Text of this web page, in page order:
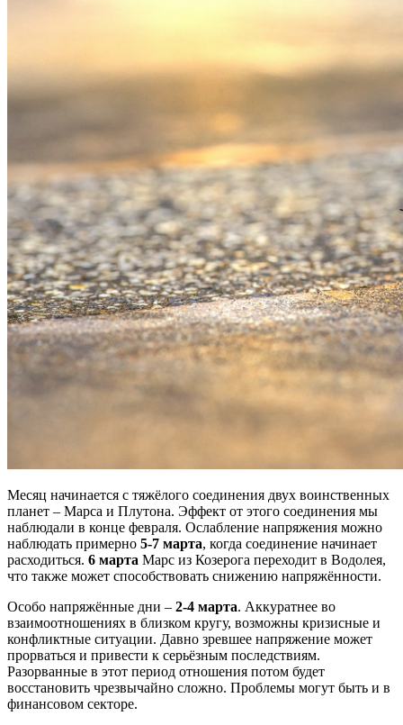
Месяц начинается с тяжёлого соединения двух воинственных
планет – Марса и Плутона. Эффект от этого соединения мы
наблюдали в конце февраля. Ослабление напряжения можно
наблюдать примерно 5-7 марта, когда соединение начинает
расходиться. 6 марта Марс из Козерога переходит в Водолея,
что также может способствовать снижению напряжённости.
Особо напряжённые дни – 2-4 марта. Аккуратнее во
взаимоотношениях в близком кругу, возможны кризисные и
конфликтные ситуации. Давно зревшее напряжение может
прорваться и привести к серьёзным последствиям.
Разорванные в этот период отношения потом будет
восстановить чрезвычайно сложно. Проблемы могут быть и в
финансовом секторе.